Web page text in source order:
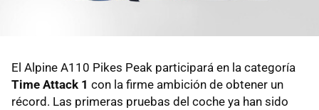
El Alpine A110 Pikes Peak participará en la categoría
Time Attack 1 con la firme ambición de obtener un
récord. Las primeras pruebas del coche ya han sido